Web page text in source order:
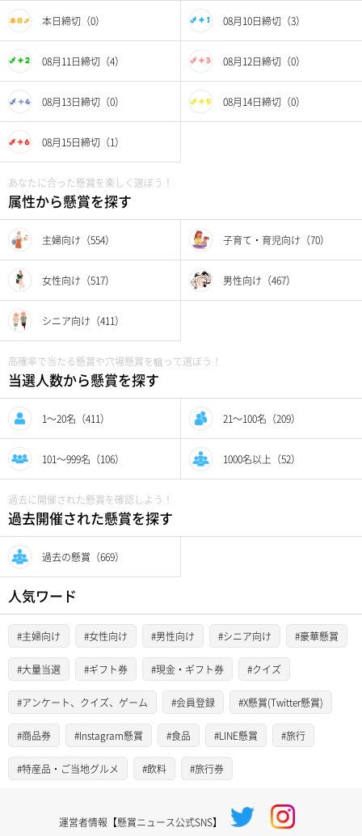
本日締切（0） 08月10日締切（3）
08月11日締切（4） 08月12日締切（0）
08月13日締切（0） 08月14日締切（0）
08月15日締切（1）
あなたに合った懸賞を楽しく選ぼう！
属性から懸賞を探す
主婦向け（554） 子育て・育児向け（70）
女性向け（517） 男性向け（467）
シニア向け（411）
高確率で当たる懸賞や穴場懸賞を狙って選ぼう！
当選人数から懸賞を探す
1〜20名（411） 21〜100名（209）
101〜999名（106） 1000名以上（52）
過去に開催された懸賞を確認しよう！
過去開催された懸賞を探す
過去の懸賞（669）
人気ワード
#主婦向け #女性向け #男性向け #シニア向け #豪華懸賞
#大量当選 #ギフト券 #現金・ギフト券 #クイズ
#アンケート、クイズ、ゲーム #会員登録 #X懸賞(Twitter懸賞)
#商品券 #Instagram懸賞 #食品 #LINE懸賞 #旅行
#特産品・ご当地グルメ #飲料 #旅行券
運営者情報【懸賞ニュース公式SNS】